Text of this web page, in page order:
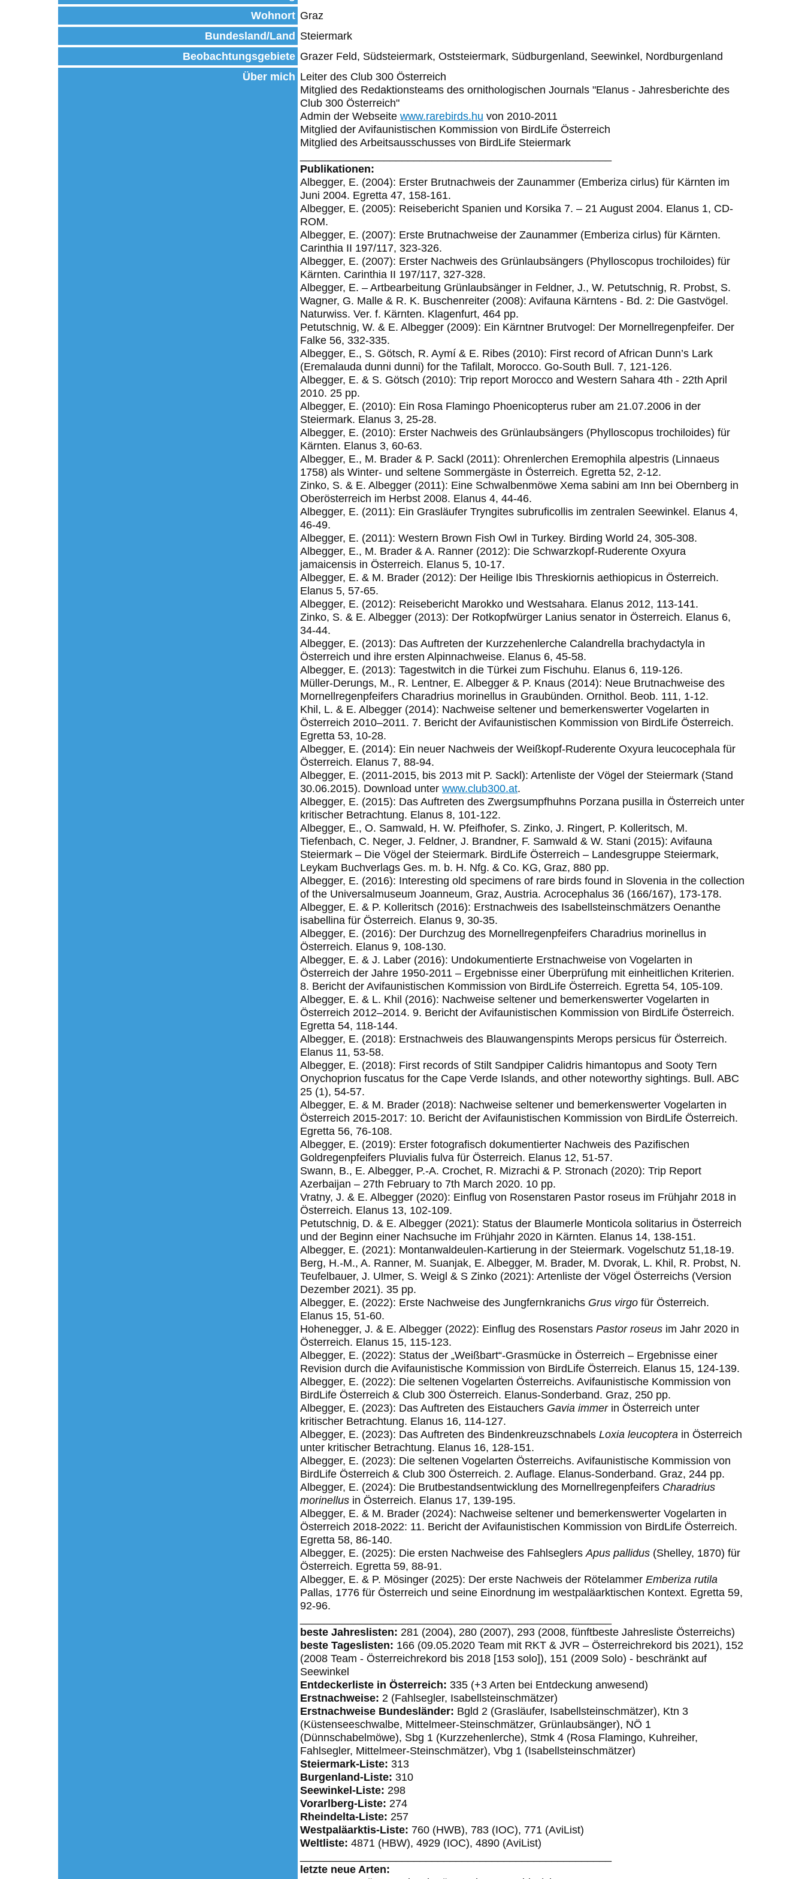
Wohnort Graz
Bundesland/Land Steiermark
Beobachtungsgebiete Grazer Feld, Südsteiermark, Oststeiermark, Südburgenland, Seewinkel, Nordburgenland
Über mich Leiter des Club 300 Österreich
Mitglied des Redaktionsteams des ornithologischen Journals "Elanus - Jahresberichte des
Club 300 Österreich"
Admin der Webseite www.rarebirds.hu von 2010-2011
Mitglied der Avifaunistischen Kommission von BirdLife Österreich
Mitglied des Arbeitsausschusses von BirdLife Steiermark
Publikationen:
Albegger, E. (2004): Erster Brutnachweis der Zaunammer (Emberiza cirlus) für Kärnten im
Juni 2004. Egretta 47, 158-161.
Albegger, E. (2005): Reisebericht Spanien und Korsika 7. – 21 August 2004. Elanus 1, CD-
ROM.
Albegger, E. (2007): Erste Brutnachweise der Zaunammer (Emberiza cirlus) für Kärnten.
Carinthia II 197/117, 323-326.
Albegger, E. (2007): Erster Nachweis des Grünlaubsängers (Phylloscopus trochiloides) für
Kärnten. Carinthia II 197/117, 327-328.
Albegger, E. – Artbearbeitung Grünlaubsänger in Feldner, J., W. Petutschnig, R. Probst, S.
Wagner, G. Malle & R. K. Buschenreiter (2008): Avifauna Kärntens - Bd. 2: Die Gastvögel.
Naturwiss. Ver. f. Kärnten. Klagenfurt, 464 pp.
Petutschnig, W. & E. Albegger (2009): Ein Kärntner Brutvogel: Der Mornellregenpfeifer. Der
Falke 56, 332-335.
Albegger, E., S. Götsch, R. Aymí & E. Ribes (2010): First record of African Dunn’s Lark
(Eremalauda dunni dunni) for the Tafilalt, Morocco. Go-South Bull. 7, 121-126.
Albegger, E. & S. Götsch (2010): Trip report Morocco and Western Sahara 4th - 22th April
2010. 25 pp.
Albegger, E. (2010): Ein Rosa Flamingo Phoenicopterus ruber am 21.07.2006 in der
Steiermark. Elanus 3, 25-28.
Albegger, E. (2010): Erster Nachweis des Grünlaubsängers (Phylloscopus trochiloides) für
Kärnten. Elanus 3, 60-63.
Albegger, E., M. Brader & P. Sackl (2011): Ohrenlerchen Eremophila alpestris (Linnaeus
1758) als Winter- und seltene Sommergäste in Österreich. Egretta 52, 2-12.
Zinko, S. & E. Albegger (2011): Eine Schwalbenmöwe Xema sabini am Inn bei Obernberg in
Oberösterreich im Herbst 2008. Elanus 4, 44-46.
Albegger, E. (2011): Ein Grasläufer Tryngites subruficollis im zentralen Seewinkel. Elanus 4,
46-49.
Albegger, E. (2011): Western Brown Fish Owl in Turkey. Birding World 24, 305-308.
Albegger, E., M. Brader & A. Ranner (2012): Die Schwarzkopf-Ruderente Oxyura
jamaicensis in Österreich. Elanus 5, 10-17.
Albegger, E. & M. Brader (2012): Der Heilige Ibis Threskiornis aethiopicus in Österreich.
Elanus 5, 57-65.
Albegger, E. (2012): Reisebericht Marokko und Westsahara. Elanus 2012, 113-141.
Zinko, S. & E. Albegger (2013): Der Rotkopfwürger Lanius senator in Österreich. Elanus 6,
34-44.
Albegger, E. (2013): Das Auftreten der Kurzzehenlerche Calandrella brachydactyla in
Österreich und ihre ersten Alpinnachweise. Elanus 6, 45-58.
Albegger, E. (2013): Tagestwitch in die Türkei zum Fischuhu. Elanus 6, 119-126.
Müller-Derungs, M., R. Lentner, E. Albegger & P. Knaus (2014): Neue Brutnachweise des
Mornellregenpfeifers Charadrius morinellus in Graubünden. Ornithol. Beob. 111, 1-12.
Khil, L. & E. Albegger (2014): Nachweise seltener und bemerkenswerter Vogelarten in
Österreich 2010–2011. 7. Bericht der Avifaunistischen Kommission von BirdLife Österreich.
Egretta 53, 10-28.
Albegger, E. (2014): Ein neuer Nachweis der Weißkopf-Ruderente Oxyura leucocephala für
Österreich. Elanus 7, 88-94.
Albegger, E. (2011-2015, bis 2013 mit P. Sackl): Artenliste der Vögel der Steiermark (Stand
30.06.2015). Download unter www.club300.at.
Albegger, E. (2015): Das Auftreten des Zwergsumpfhuhns Porzana pusilla in Österreich unter
kritischer Betrachtung. Elanus 8, 101-122.
Albegger, E., O. Samwald, H. W. Pfeifhofer, S. Zinko, J. Ringert, P. Kolleritsch, M.
Tiefenbach, C. Neger, J. Feldner, J. Brandner, F. Samwald & W. Stani (2015): Avifauna
Steiermark – Die Vögel der Steiermark. BirdLife Österreich – Landesgruppe Steiermark,
Leykam Buchverlags Ges. m. b. H. Nfg. & Co. KG, Graz, 880 pp.
Albegger, E. (2016): Interesting old specimens of rare birds found in Slovenia in the collection
of the Universalmuseum Joanneum, Graz, Austria. Acrocephalus 36 (166/167), 173-178.
Albegger, E. & P. Kolleritsch (2016): Erstnachweis des Isabellsteinschmätzers Oenanthe
isabellina für Österreich. Elanus 9, 30-35.
Albegger, E. (2016): Der Durchzug des Mornellregenpfeifers Charadrius morinellus in
Österreich. Elanus 9, 108-130.
Albegger, E. & J. Laber (2016): Undokumentierte Erstnachweise von Vogelarten in
Österreich der Jahre 1950-2011 – Ergebnisse einer Überprüfung mit einheitlichen Kriterien.
8. Bericht der Avifaunistischen Kommission von BirdLife Österreich. Egretta 54, 105-109.
Albegger, E. & L. Khil (2016): Nachweise seltener und bemerkenswerter Vogelarten in
Österreich 2012–2014. 9. Bericht der Avifaunistischen Kommission von BirdLife Österreich.
Egretta 54, 118-144.
Albegger, E. (2018): Erstnachweis des Blauwangenspints Merops persicus für Österreich.
Elanus 11, 53-58.
Albegger, E. (2018): First records of Stilt Sandpiper Calidris himantopus and Sooty Tern
Onychoprion fuscatus for the Cape Verde Islands, and other noteworthy sightings. Bull. ABC
25 (1), 54-57.
Albegger, E. & M. Brader (2018): Nachweise seltener und bemerkenswerter Vogelarten in
Österreich 2015-2017: 10. Bericht der Avifaunistischen Kommission von BirdLife Österreich.
Egretta 56, 76-108.
Albegger, E. (2019): Erster fotografisch dokumentierter Nachweis des Pazifischen
Goldregenpfeifers Pluvialis fulva für Österreich. Elanus 12, 51-57.
Swann, B., E. Albegger, P.-A. Crochet, R. Mizrachi & P. Stronach (2020): Trip Report
Azerbaijan – 27th February to 7th March 2020. 10 pp.
Vratny, J. & E. Albegger (2020): Einflug von Rosenstaren Pastor roseus im Frühjahr 2018 in
Österreich. Elanus 13, 102-109.
Petutschnig, D. & E. Albegger (2021): Status der Blaumerle Monticola solitarius in Österreich
und der Beginn einer Nachsuche im Frühjahr 2020 in Kärnten. Elanus 14, 138-151.
Albegger, E. (2021): Montanwaldeulen-Kartierung in der Steiermark. Vogelschutz 51,18-19.
Berg, H.-M., A. Ranner, M. Suanjak, E. Albegger, M. Brader, M. Dvorak, L. Khil, R. Probst, N.
Teufelbauer, J. Ulmer, S. Weigl & S Zinko (2021): Artenliste der Vögel Österreichs (Version
Dezember 2021). 35 pp.
Albegger, E. (2022): Erste Nachweise des Jungfernkranichs Grus virgo für Österreich.
Elanus 15, 51-60.
Hohenegger, J. & E. Albegger (2022): Einflug des Rosenstars Pastor roseus im Jahr 2020 in
Österreich. Elanus 15, 115-123.
Albegger, E. (2022): Status der „Weißbart“-Grasmücke in Österreich – Ergebnisse einer
Revision­ ­durch­ die ­Avifaunistische­ Kommission­ von ­BirdLife ­Österreich. Elanus 15, 124-139.
Albegger, E. (2022): Die seltenen Vogelarten Österreichs. Avifaunistische Kommission von
BirdLife Österreich & Club 300 Österreich. Elanus-Sonderband. Graz, 250 pp.
Albegger, E. (2023): Das Auftreten des Eistauchers Gavia immerin Österreich unter
kritischer Betrachtung. Elanus 16, 114-127.
Albegger, E. (2023): Das Auftreten des Bindenkreuzschnabels Loxia leucoptera in Österreich
unter kritischer Betrachtung. Elanus 16, 128-151.
Albegger, E. (2023): Die seltenen Vogelarten Österreichs. Avifaunistische Kommission von
BirdLife Österreich & Club 300 Österreich. 2. Auflage. Elanus-Sonderband. Graz, 244 pp.
Albegger, E. (2024): Die Brutbestandsentwicklung des Mornellregenpfeifers Charadrius
morinellus in Österreich. Elanus 17, 139-195.
Albegger, E. & M. Brader (2024): Nachweise seltener und bemerkenswerter Vogelarten in
Österreich 2018-2022: 11. Bericht der Avifaunistischen Kommission von BirdLife Österreich.
Egretta 58, 86-140.
Albegger, E. (2025): Die ersten Nachweise des Fahlseglers Apus pallidus (Shelley, 1870) für
Österreich. Egretta 59, 88-91.
Albegger, E. & P. Mösinger (2025): Der erste Nachweis der Rötelammer Emberiza rutila
Pallas, 1776 für Österreich und seine Einordnung im westpaläarktischen Kontext. Egretta 59,
92-96.
beste Jahreslisten: 281 (2004), 280 (2007), 293 (2008, fünftbeste Jahresliste Österreichs)
beste Tageslisten: 166 (09.05.2020 Team mit RKT & JVR – Österreichrekord bis 2021), 152
(2008 Team - Österreichrekord bis 2018 [153 solo]), 151 (2009 Solo) - beschränkt auf
Seewinkel
Entdeckerliste in Österreich: 335 (+3 Arten bei Entdeckung anwesend)
Erstnachweise: 2 (Fahlsegler, Isabellsteinschmätzer)
Erstnachweise Bundesländer: Bgld 2 (Grasläufer, Isabellsteinschmätzer), Ktn 3
(Küstenseeschwalbe, Mittelmeer-Steinschmätzer, Grünlaubsänger), NÖ 1
(Dünnschabelmöwe), Sbg 1 (Kurzzehenlerche), Stmk 4 (Rosa Flamingo, Kuhreiher,
Fahlsegler, Mittelmeer-Steinschmätzer), Vbg 1 (Isabellsteinschmätzer)
Steiermark-Liste: 313
Burgenland-Liste: 310
Seewinkel-Liste: 298
Vorarlberg-Liste: 274
Rheindelta-Liste: 257
Westpaläarktis-Liste: 760 (HWB), 783 (IOC), 771 (AviList)
Weltliste: 4871 (HBW), 4929 (IOC), 4890 (AviList)
letzte neue Arten: